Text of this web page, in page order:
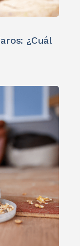
¿Cuál